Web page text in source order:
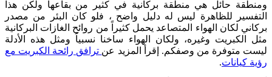
ومنطقة حائل هي منطقة بركانية في كثير من بقاعها ولكن هذا
التفسير للظاهرة ليس له دليل واضح ، فلو كان البئر من مصدر
بركاني لكان الهواء المتصاعد يحمل كثيراً من روائح الغازات البركانية
مثل الكبريت وغيره، ولكان الهواء ساخنا نسبياً ومثل هذه الأدلة
ليست متوفرة من وصفكم. إقرأ المزيد عن ترافق رائحة الكبريت مع
رؤية كيانات.